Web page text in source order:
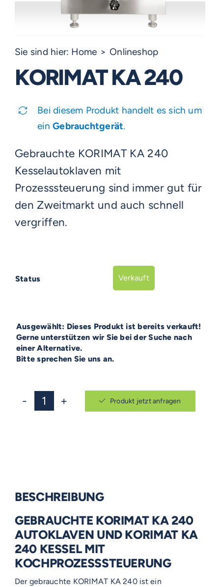
Sie sind hier: Home Onlineshop
KORIMAT KA 240
Bei diesem Produkt handelt es sich um
einGebrauchtgerät.
Gebrauchte KORIMAT KA 240
Kesselautoklaven mit
Prozesssteuerung sind immer gut für
den Zweitmarkt und auch schnell
vergriffen.
Status Verkauft
Dieses Produkt ist bereits verkauft!
Gerne unterstützen wir Sie bei der Suche nach
einer Alternative.
Bitte sprechen Sie uns an.
Korimat
Produkt jetzt anfragen
BESCHREIBUNG
GEBRAUCHTE KORIMAT KA 240
AUTOKLAVEN UND KORIMAT KA
240 KESSEL MIT
KOCHPROZESSSTEUERUNG
Der gebrauchte KORIMAT KA 240 ist ein